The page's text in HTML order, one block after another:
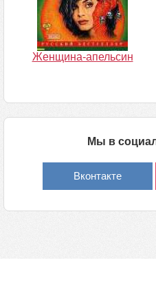
Женщина-апельсин
Мы в
Вконтакте